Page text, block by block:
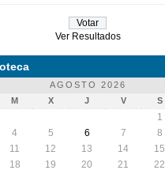
Ver Resultados
AGOSTO 2026
M X J V S
1
4 5 6 7 8
11 12 13 14 15
18 19 20 21 22